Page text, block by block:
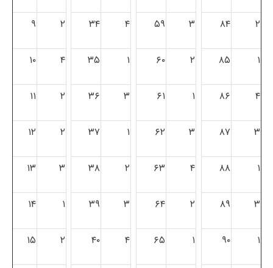
۲ ۸۴ ۳ ۵۹ ۴ ۳۴ ۲ ۹
۱ ۸۵ ۲ ۶۰ ۱ ۳۵ ۴ ۱۰
۴ ۸۶ ۱ ۶۱ ۳ ۳۶ ۲ ۱۱
۳ ۸۷ ۳ ۶۲ ۱ ۳۷ ۲ ۱۲
۱ ۸۸ ۴ ۶۳ ۲ ۳۸ ۳ ۱۳
۳ ۸۹ ۲ ۶۴ ۳ ۳۹ ۱ ۱۴
۱ ۹۰ ۱ ۶۵ ۴ ۴۰ ۲ ۱۵